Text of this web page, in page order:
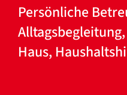
Persönliche
Haus,